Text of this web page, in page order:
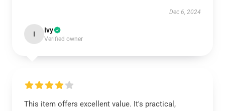
Dec 6, 2024
I Ivy
Verified owner
This item offers excellent value. It's practical,